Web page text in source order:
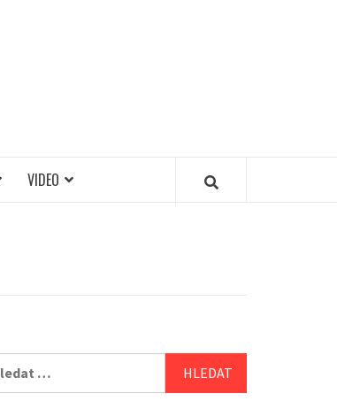
VIDEO